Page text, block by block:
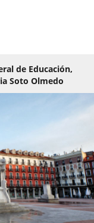
de Educación,
Soto Olmedo